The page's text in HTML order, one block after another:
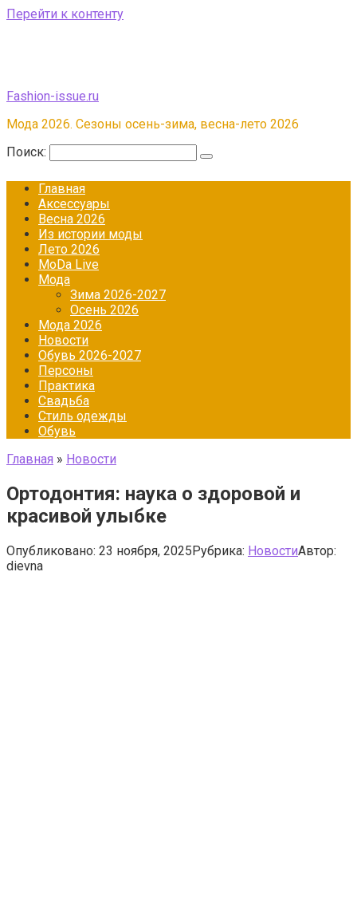
Перейти к контенту
Fashion-issue.ru
Мода 2026. Сезоны осень-зима, весна-лето 2026
Поиск:
Главная
Аксессуары
Весна 2026
Из истории моды
Лето 2026
МоDа Live
Мода
Зима 2026-2027
Осень 2026
Мода 2026
Новости
Обувь 2026-2027
Персоны
Практика
Свадьба
Стиль одежды
Обувь
Главная » Новости
Ортодонтия: наука о здоровой и
красивой улыбке
Опубликовано: 23 ноября, 2025Рубрика: НовостиАвтор:
dievna